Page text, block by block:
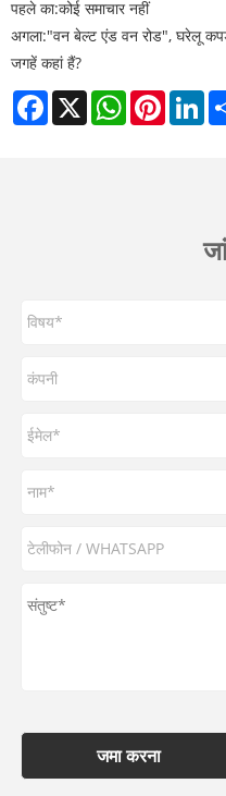
पहले का:कोई समाचार नहीं
अगला:​"वन बेल्ट एंड वन रोड", घरेलू
जगहें कहां हैं?
Facebook
X WhatsApp
जमा करना